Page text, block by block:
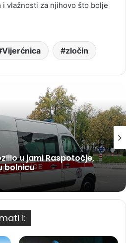
vlažnosti za njihovo što bolje
Vijerćnica zločin
u jami Raspotočje,
bolnicu
i: